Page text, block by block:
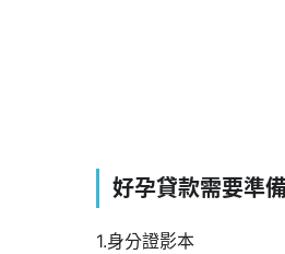
好孕貸款需要準
1.身分證影本